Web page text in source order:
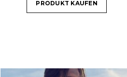
PRODUKT KAUFEN